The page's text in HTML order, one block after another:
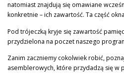
natomiast znajdują się omawiane
konkretnie – ich zawartość. Ta część
Pod trójeczką kryje się zawartość
przydzielona na poczet naszego
Zanim zaczniemy cokolwiek robić,
asemblerowych, które przydadzą się w